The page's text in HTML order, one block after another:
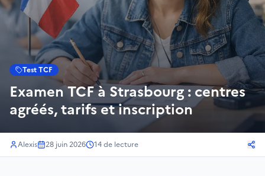
Test TCF
Examen TCF à Strasbourg : centres
agréés, tarifs et inscription
Alexis 28 juin 2026 14de lecture